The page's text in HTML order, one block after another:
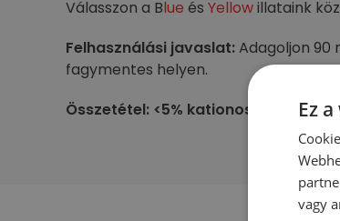
Válasszon a Blue és Yellowillataink
Felhasználási javaslat:Adagoljon 90
fagymentes helyen.
Összetétel: <5% kationos
Ez
vagy